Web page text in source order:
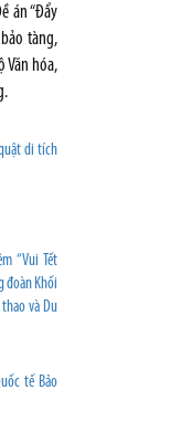
án “Đẩy
tàng,
Văn hóa,
di tích
“Vui Tết
đoàn Khối
thao và Du
tế Bảo